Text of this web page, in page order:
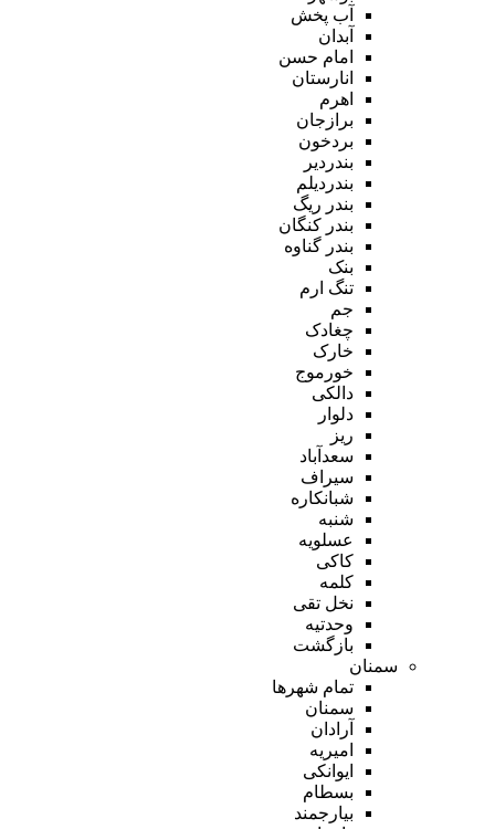
آب پخش
آبدان
امام حسن
انارستان
اهرم
برازجان
بردخون
بندردیر
بندردیلم
بندر ریگ
بندر کنگان
بندر گناوه
بنک
تنگ ارم
جم
چغادک
خارک
خورموج
دالکی
دلوار
ریز
سعدآباد
سیراف
شبانکاره
شنبه
عسلویه
کاکی
کلمه
نخل تقی
وحدتیه
بازگشت
سمنان
تمام شهر‌ها
سمنان
آرادان
امیریه
ایوانکی
بسطام
بیارجمند